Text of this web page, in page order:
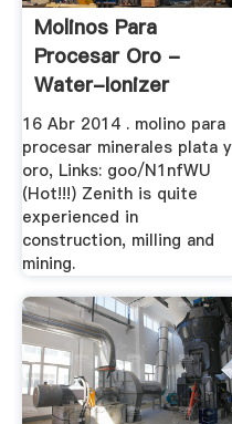
Molinos Para
Procesar Oro -
Water-Ionizer
16 Abr 2014 . molino para
procesar minerales plata y
oro, Links: goo/N1nfWU
(Hot!!!) Zenith is quite
experienced in
construction, milling and
mining.